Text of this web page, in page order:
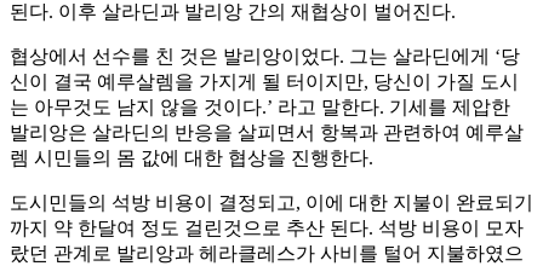
된다. 이후 살라딘과 발리앙 간의 재협상이 벌어진다.
협상에서 선수를 친 것은 발리앙이었다. 그는 살라딘에게 ‘당
신이 결국 예루살렘을 가지게 될 터이지만, 당신이 가질 도시
는 아무것도 남지 않을 것이다.’ 라고 말한다. 기세를 제압한
발리앙은 살라딘의 반응을 살피면서 항복과 관련하여 예루살
렘 시민들의 몸 값에 대한 협상을 진행한다.
도시민들의 석방 비용이 결정되고, 이에 대한 지불이 완료되기
까지 약 한달여 정도 걸린것으로 추산 된다. 석방 비용이 모자
랐던 관계로 발리앙과 헤라클레스가 사비를 털어 지불하였으